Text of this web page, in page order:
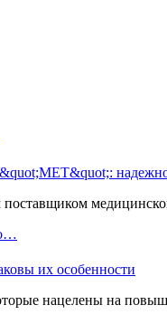
нацелены на